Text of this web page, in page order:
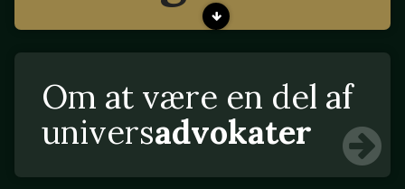
Om at være en del af
universadvokater